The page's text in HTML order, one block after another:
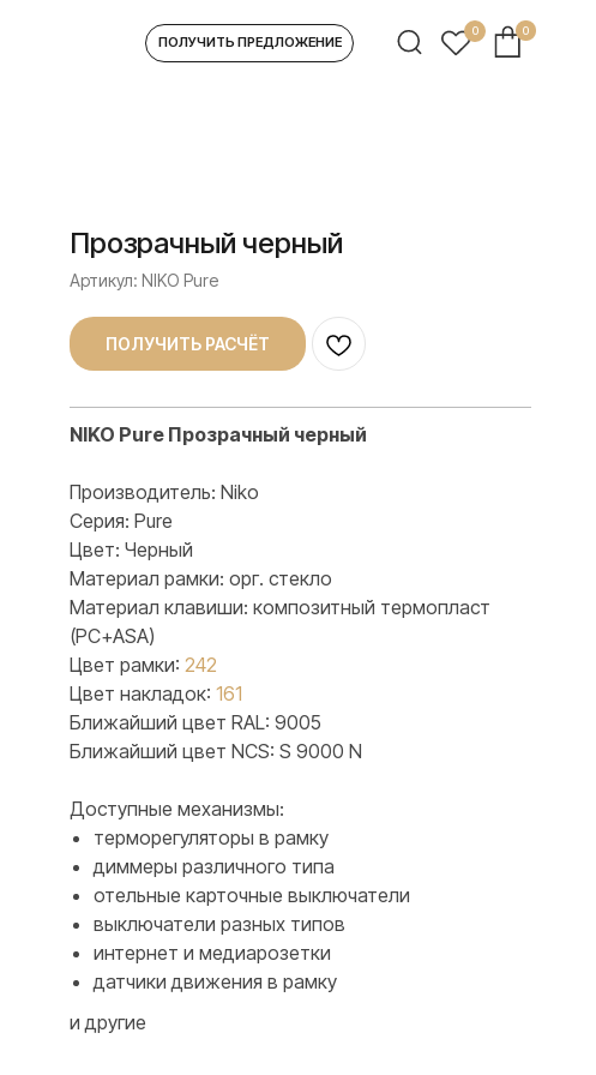
ПОЛУЧИТЬ ПРЕДЛОЖЕНИЕ
0
Прозрачный черный
Артикул: NIKO Pure
ПОЛУЧИТЬ РАСЧЁТ
NIKO Pure Прозрачный черный
Производитель: Niko
Серия: Pure
Цвет: Черный
Материал рамки: орг. стекло
Материал клавиши: композитный термопласт
(PC+ASA)
Цвет рамки: 242
Цвет накладок: 161
Ближайший цвет RAL: 9005
Ближайший цвет NCS: S 9000 N
Доступные механизмы:
терморегуляторы в рамку
диммеры различного типа
отельные карточные выключатели
выключатели разных типов
интернет и медиарозетки
датчики движения в рамку
и другие